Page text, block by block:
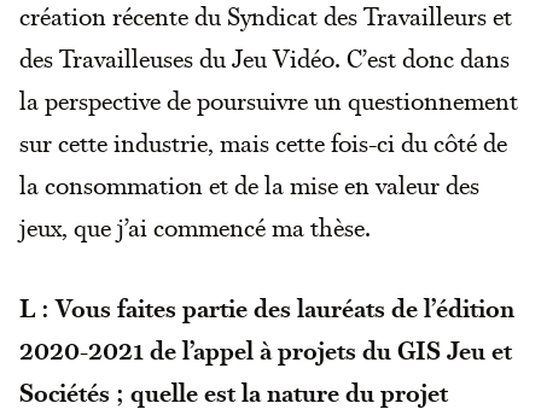
création récente du Syndicat des Travailleurs et
des Travailleuses du Jeu Vidéo. C’est donc dans
la perspective de poursuivre un questionnement
sur cette industrie, mais cette fois-ci du côté de
la consommation et de la mise en valeur des
jeux, que j’ai commencé ma thèse.
L : Vous faites partie des lauréats de l’édition
2020-2021 de l’appel à projets du GIS Jeu et
Sociétés ; quelle est la nature du projet